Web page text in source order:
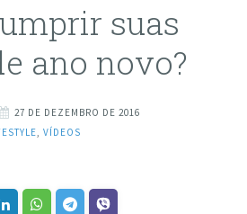
suas
ano novo?
27 DE DEZEMBRO DE 2016
VÍDEOS